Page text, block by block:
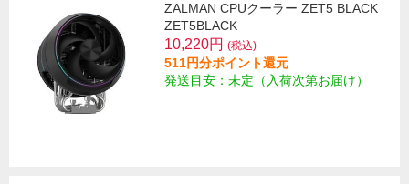
ZALMAN CPUクーラー ZET5 BLACK
ZET5BLACK
10,220円 (税込)
511円分ポイント還元
発送目安：未定（入荷次第お届け）